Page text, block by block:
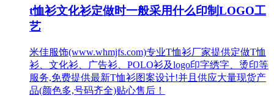
t恤衫文化衫定做时一般采用什么印制LOGO工
艺
米佳服饰(www.whmjfs.com)专业T恤衫厂家提供定做T恤
衫、文化衫、广告衫、POLO衫及logo印字绣字、烫印等
服务,免费提供最新T恤衫图案设计!并且供应大量现货产
品(颜色多,号码齐全)贴心售后！